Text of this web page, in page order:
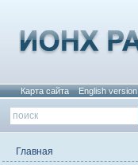
Карта сайта English version
Главная